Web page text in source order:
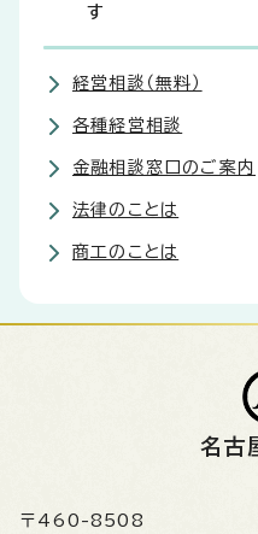
す
経営相談（無料）
各種経営相談
金融相談窓口のご案内
法律のことは
商工のことは
名古
〒460-8508